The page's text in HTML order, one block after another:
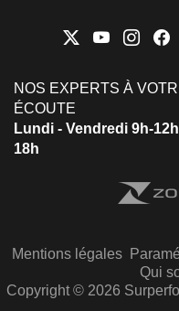
NOS EXPERTS À
ÉCOUTE
Lundi - Vendredi 9h-
18h
Mentions légales
Qui
Copyright © 2026